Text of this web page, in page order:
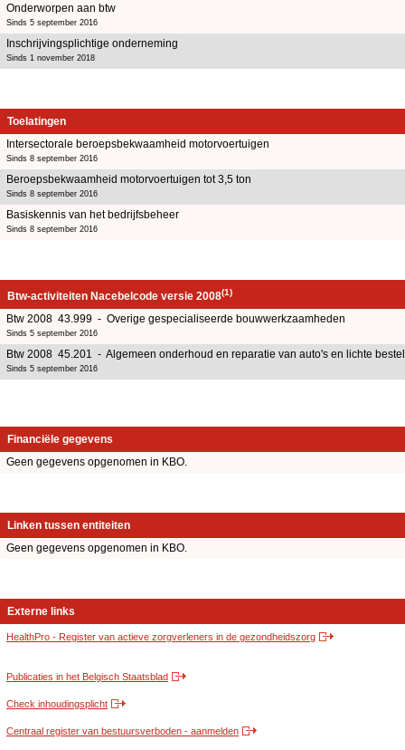
Onderworpen aan btw
Sinds 5 september 2016
Inschrijvingsplichtige onderneming
Sinds 1 november 2018
Toelatingen
Intersectorale beroepsbekwaamheid motorvoertuigen
Sinds 8 september 2016
Beroepsbekwaamheid motorvoertuigen tot 3,5 ton
Sinds 8 september 2016
Basiskennis van het bedrijfsbeheer
Sinds 8 september 2016
Btw-activiteiten Nacebelcode versie 2008(1)
Btw 2008 43.999 - Overige gespecialiseerde bouwwerkzaamheden
Sinds 5 september 2016
Btw 2008 45.201 - Algemeen onderhoud en reparatie van auto's en lichte
Sinds 5 september 2016
Financiële gegevens
Geen gegevens opgenomen in KBO.
Linken tussen entiteiten
Geen gegevens opgenomen in KBO.
Externe links
HealthPro - Register van actieve zorgverleners in de gezondheidszorg
Publicaties in het Belgisch Staatsblad
Check inhoudingsplicht
Centraal register van bestuursverboden - aanmelden